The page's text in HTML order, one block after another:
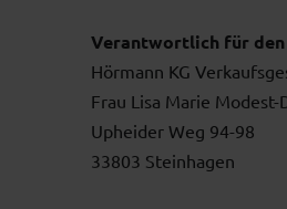
Verantwortlich für den
Hörmann KG
Frau Lisa Marie Modest-
Upheider Weg 94-98
33803 Steinhagen